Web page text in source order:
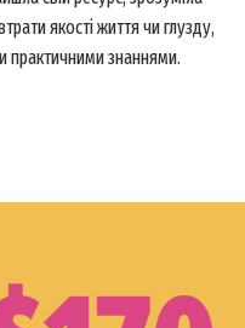
якості життя чи глузду,
практичними знаннями.